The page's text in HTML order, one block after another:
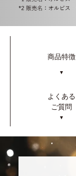
商品特徴
▼
よくある
ご質問
▼